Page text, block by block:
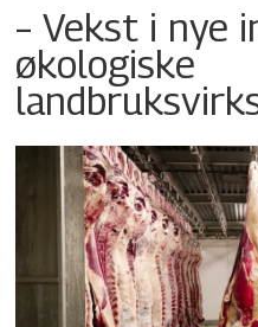
– Vekst i nye
økologiske